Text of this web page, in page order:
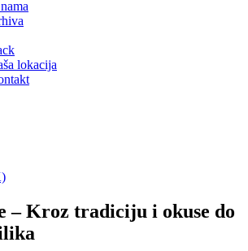
lokacija
– Kroz tradiciju i okuse do